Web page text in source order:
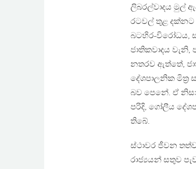
ලිබරල්වාදය මුල්
රටවල් තුළ දක්නට
බටහිර-විරෝධය,
ජාතිකවාදය
නතරව ඇත්තේ,
දේශපාලනික
බව පෙනේ. ඒ
පරිදි, ගෝලීය
තිබේ.
ස්ථාවර ජීවන
රාජ්‍යයන් සතුව